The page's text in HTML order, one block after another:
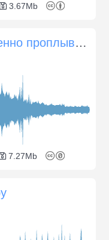
3.67Mb
Небольшие лодки медленно проплывают по городской реке
7.27Mb